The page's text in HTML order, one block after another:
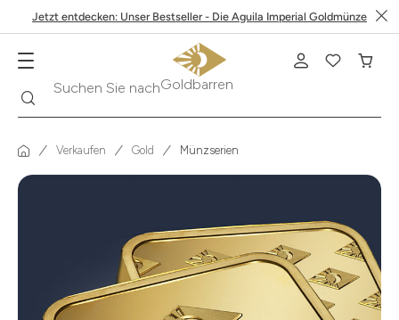
Jetzt entdecken: Unser Bestseller - Die Aguila Imperial Goldmünze
Suchen Sie nach
Verkaufen Gold Münzserien